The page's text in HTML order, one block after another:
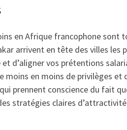
en Afrique francophone
arrivent en tête des villes
d’aligner vos prétentions
moins en moins de privilèges
prennent conscience du fait
stratégies claires